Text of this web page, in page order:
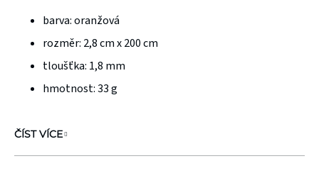
hvězdiček.
barva: oranžová
rozměr: 2,8 cm x 200 cm
tloušťka: 1,8 mm
hmotnost: 33 g
ČÍST VÍCE